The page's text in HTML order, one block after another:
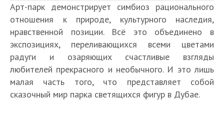
Арт-парк демонстрирует симбиоз рационального
отношения к природе, культурного наследия,
нравственной позиции. Всё это объединено в
экспозициях, переливающихся всеми цветами
радуги и озаряющих счастливые взгляды
любителей прекрасного и необычного. И это лишь
малая часть того, что представляет собой
сказочный мир парка светящихся фигур в Дубае.